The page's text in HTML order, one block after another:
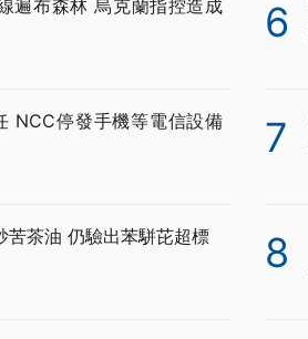
遍布森林 烏克蘭指控造成
NCC停發手機等電信設備
苦茶油 仍驗出苯駢芘超標
6
7
8